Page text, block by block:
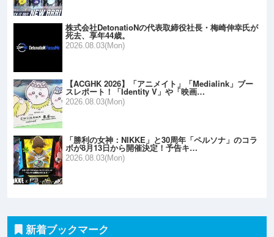
株式会社DetonatioNの代表取締役社長・梅崎伸幸氏が
死去、享年44歳。
2026.08.03(Mon)
【ACGHK 2026】「アニメイト」「Medialink」ブー
スレポート！「Identity V」や「映画…
2026.08.03(Mon)
「勝利の女神：NIKKE」と30周年「ペルソナ」のコラ
ボが8月13日から開催決定！予告キ…
2026.08.03(Mon)
新着ブックマーク